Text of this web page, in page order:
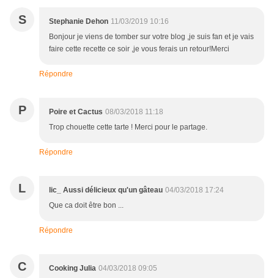
S Stephanie Dehon 11/03/2019 10:16
Bonjour je viens de tomber sur votre blog ,je suis fan et je vais
faire cette recette ce soir ,je vous ferais un retour!Merci
Répondre
P Poire et Cactus 08/03/2018 11:18
Trop chouette cette tarte ! Merci pour le partage.
Répondre
L lic_ Aussi délicieux qu'un gâteau 04/03/2018 17:24
Que ca doit être bon ...
Répondre
C Cooking Julia 04/03/2018 09:05